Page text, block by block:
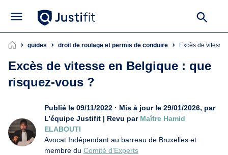
guides droit de roulage et permis de conduire Excès de
Excès de vitesse en Belgique : que
risquez-vous ?
Publié le 09/11/2022 · Mis à jour le 29/01/2026, par
L’équipe Justifit | Revu par Maître Hamid
ELABOUTI
Avocat Indépendant au barreau de Bruxelles et
membre du Comité d’Experts